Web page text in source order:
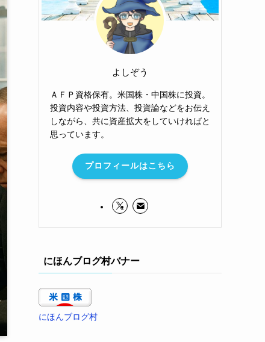
よしぞう
ＡＦＰ資格保有。米国株・中国株に投資。
投資内容や投資方法、投資論などをお伝え
しながら、共に資産拡大をしていければと
思っています。
プロフィールはこちら
にほんブログ村バナー
にほんブログ村